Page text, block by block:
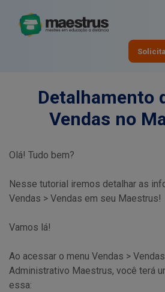
Detalhamento
Vendas no
Olá! Tudo bem?
Nesse tutorial iremos detalhar as
Vendas > Vendas em seu Maestrus!
Vamos lá!
Ao acessar o menu Vendas >
Administrativo Maestrus, você terá
essa: